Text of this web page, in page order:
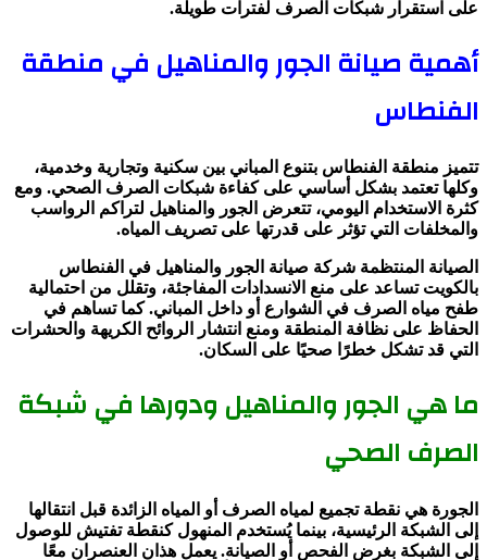
على استقرار شبكات الصرف لفترات طويلة.
أهمية صيانة الجور والمناهيل في منطقة
الفنطاس
تتميز منطقة الفنطاس بتنوع المباني بين سكنية وتجارية وخدمية،
وكلها تعتمد بشكل أساسي على كفاءة شبكات الصرف الصحي. ومع
كثرة الاستخدام اليومي، تتعرض الجور والمناهيل لتراكم الرواسب
والمخلفات التي تؤثر على قدرتها على تصريف المياه.
الصيانة المنتظمة شركة صيانة الجور والمناهيل في الفنطاس
بالكويت تساعد على منع الانسدادات المفاجئة، وتقلل من احتمالية
طفح مياه الصرف في الشوارع أو داخل المباني. كما تساهم في
الحفاظ على نظافة المنطقة ومنع انتشار الروائح الكريهة والحشرات
التي قد تشكل خطرًا صحيًا على السكان.
ما هي الجور والمناهيل ودورها في شبكة
الصرف الصحي
الجورة هي نقطة تجميع لمياه الصرف أو المياه الزائدة قبل انتقالها
إلى الشبكة الرئيسية، بينما يُستخدم المنهول كنقطة تفتيش للوصول
إلى الشبكة بغرض الفحص أو الصيانة. يعمل هذان العنصران معًا